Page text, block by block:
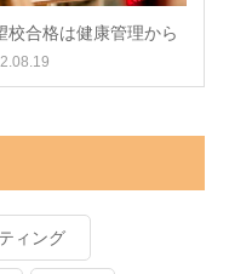
校合格は健康管理から
ィング